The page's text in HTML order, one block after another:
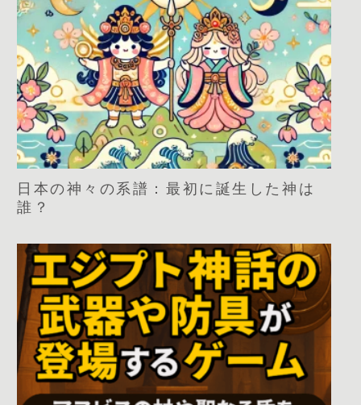
日本の神々の系譜：最初に誕生した神は
誰？